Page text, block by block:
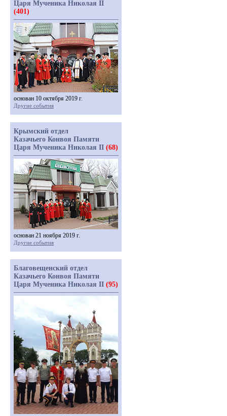
Царя Мученика Николая II
(401)
основан 10 октября 2019 г.
Другие события
Крымский отдел
Казачьего Конвоя Памяти
Царя Мученика Николая II (68)
основан 21 ноября 2019 г.
Другие события
Благовещенский отдел
Казачьего Конвоя Памяти
Царя Мученика Николая II (95)